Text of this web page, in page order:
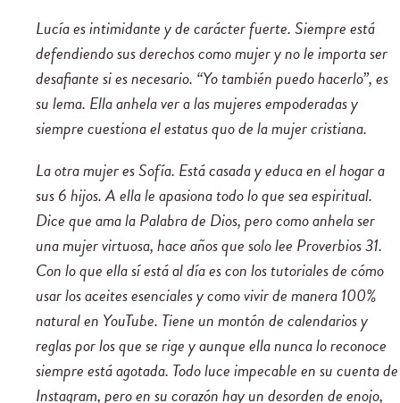
Lucía es intimidante y de carácter fuerte. Siempre está
defendiendo sus derechos como mujer y no le importa ser
desafiante si es necesario. “Yo también puedo hacerlo”, es
su lema. Ella anhela ver a las mujeres empoderadas y
siempre cuestiona el estatus quo de la mujer cristiana.
La otra mujer es Sofía. Está casada y educa en el hogar a
sus 6 hijos. A ella le apasiona todo lo que sea espiritual.
Dice que ama la Palabra de Dios, pero como anhela ser
una mujer virtuosa, hace años que solo lee Proverbios 31.
Con lo que ella sí está al día es con los tutoriales de cómo
usar los aceites esenciales y como vivir de manera 100%
natural en YouTube. Tiene un montón de calendarios y
reglas por los que se rige y aunque ella nunca lo reconoce
siempre está agotada. Todo luce impecable en su cuenta de
Instagram, pero en su corazón hay un desorden de enojo,